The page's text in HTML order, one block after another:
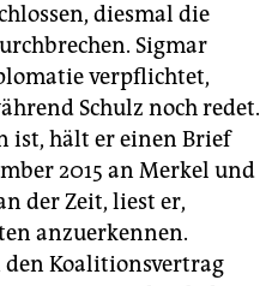
diesmal die
Sigmar
verpflichtet,
Schulz noch redet.
ist, hält er einen Brief
2015 an Merkel und
der Zeit, liest er,
anzuerkennen.
den Koalitionsvertrag